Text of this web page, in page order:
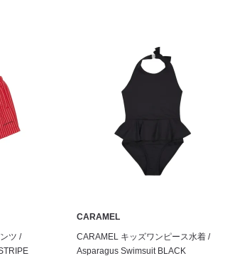
ツ /
CARAMEL
CARAMEL キッズワンピース水着 /
Asparagus Swimsuit BLACK